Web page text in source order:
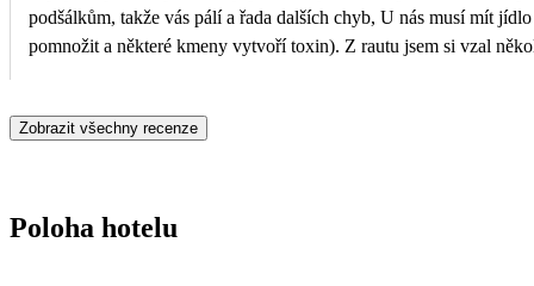
podšálkům, takže vás pálí a řada dalších chyb, U nás musí mít jídlo nejméně 60 stupňů C a tam vám naservírují klidně rýži i těstoviny vlažné (u nich se v nejčastější míře mohou bakterie
pomnožit a některé kmeny vytvoří toxin). Z rautu jsem si vzal
Zobrazit všechny recenze
Poloha hotelu